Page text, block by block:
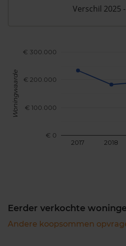
2017 2018
€ 0
€ 100.000
€ 200.000
€ 300.000
Woningwaarde
Verschil 2025
Eerder verkochte
Andere koopsommen